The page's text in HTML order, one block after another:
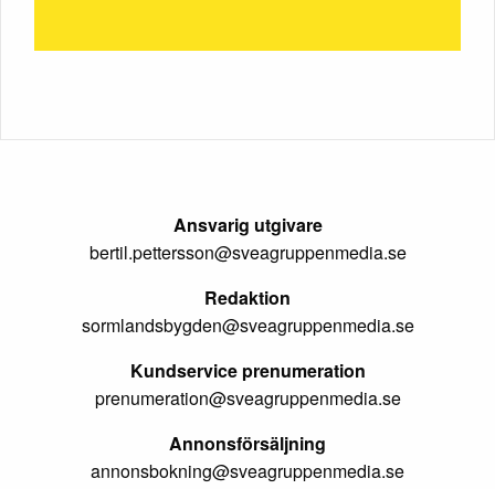
Ansvarig utgivare
bertil.pettersson@sveagruppenmedia.se
Redaktion
sormlandsbygden@sveagruppenmedia.se
Kundservice prenumeration
prenumeration@sveagruppenmedia.se
Annonsförsäljning
annonsbokning@sveagruppenmedia.se